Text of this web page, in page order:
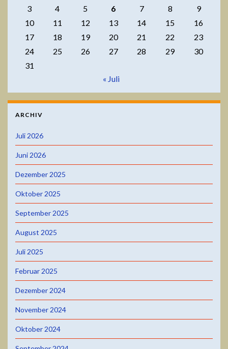
3
4 5 6 7 8
9
10
11 12 13 14 15
16
17
18 19 20 21 22
23
24
25 26 27 28 29
30
31
« Juli
ARCHIV
Juli 2026
Juni 2026
Dezember 2025
Oktober 2025
September 2025
August 2025
Juli 2025
Februar 2025
Dezember 2024
November 2024
Oktober 2024